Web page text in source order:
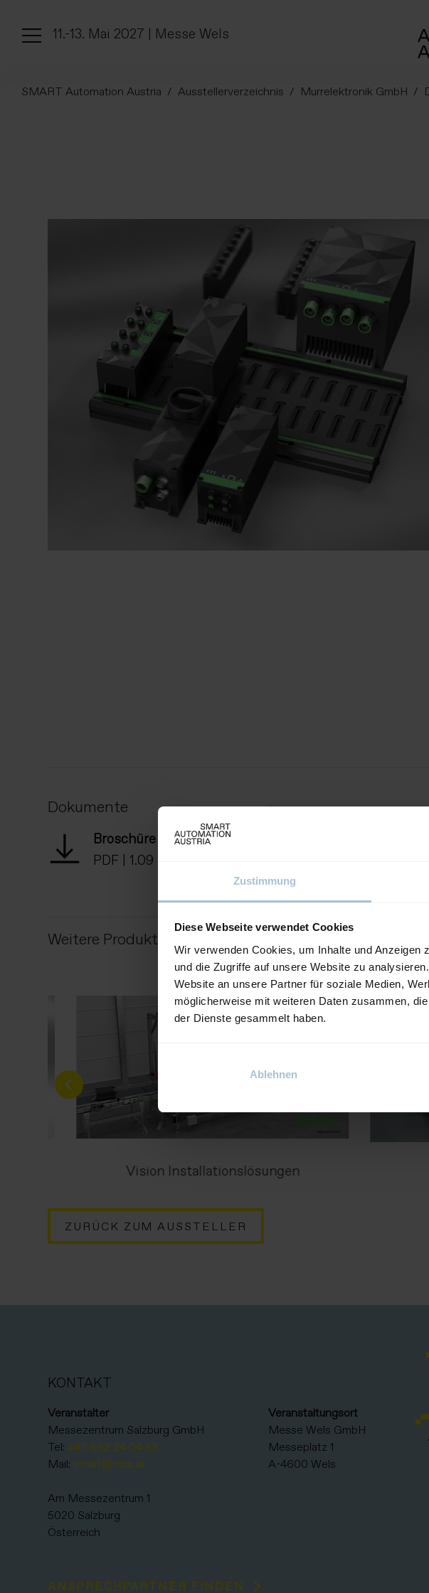
Zustimmung
Diese Webseite verwendet Cookies
Wir verwenden Cookies, um Inhalte und
und die Zugriffe auf unsere Website zu
Website an unsere Partner für soziale Medien,
möglicherweise mit weiteren Daten zusammen,
der Dienste gesammelt haben.
Ablehnen
11.-13. Mai 2027 | Messe Wels
SMART Automation Austria Ausstellerverzeichnis Murrelektronik GmbH
Dokumente
Broschüre Vario-X Automatisierungsplattform
PDF
1.09 MB
Weitere Produkte von diesem Aussteller
Vision Installationslösungen
ZURÜCK ZUM AUSSTELLER
KONTAKT
Veranstalter
Messezentrum Salzburg GmbH
Tel:+43 662 24 04 83
Mail: smart@mzs.at
Am Messezentrum 1
5020 Salzburg
Österreich
Veranstaltungsort
Messe Wels GmbH
Messeplatz 1
A-4600 Wels
ANSPRECHPARTNER FINDEN